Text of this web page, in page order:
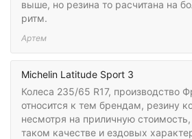
выше, но резина то расчитана на
ритм.
Артем
Michelin Latitude Sport 3
Колеса 235/65 R17, производство
относится к тем брендам, резину
несмотря на приличную
таком качестве и ездовых